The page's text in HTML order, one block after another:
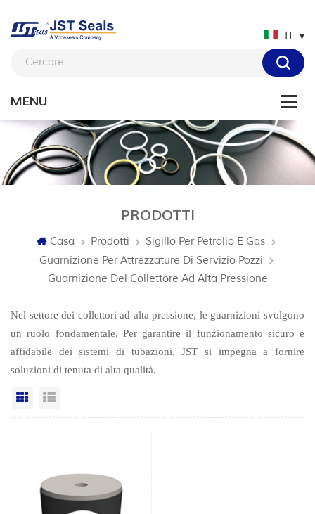
IT
PRODOTTI
Casa Prodotti
Sigillo Per Petrolio E Gas
Guarnizione Per Attrezzature Di Servizio Pozzi
Guarnizione Del Collettore Ad Alta Pressione
Nel settore dei collettori ad alta pressione, le guarnizioni svolgono
un ruolo fondamentale. Per garantire il funzionamento sicuro e
affidabile dei sistemi di tubazioni, JST si impegna a fornire
soluzioni di tenuta di alta qualità.
Vista a griglia